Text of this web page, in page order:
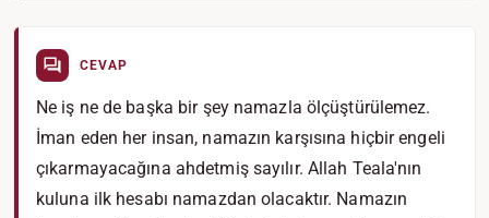
CEVAP
Ne iş ne de başka bir şey namazla ölçüştürülemez.
İman eden her insan, namazın karşısına hiçbir engeli
çıkarmayacağına ahdetmiş sayılır. Allah Teala'nın
kuluna ilk hesabı namazdan olacaktır. Namazın